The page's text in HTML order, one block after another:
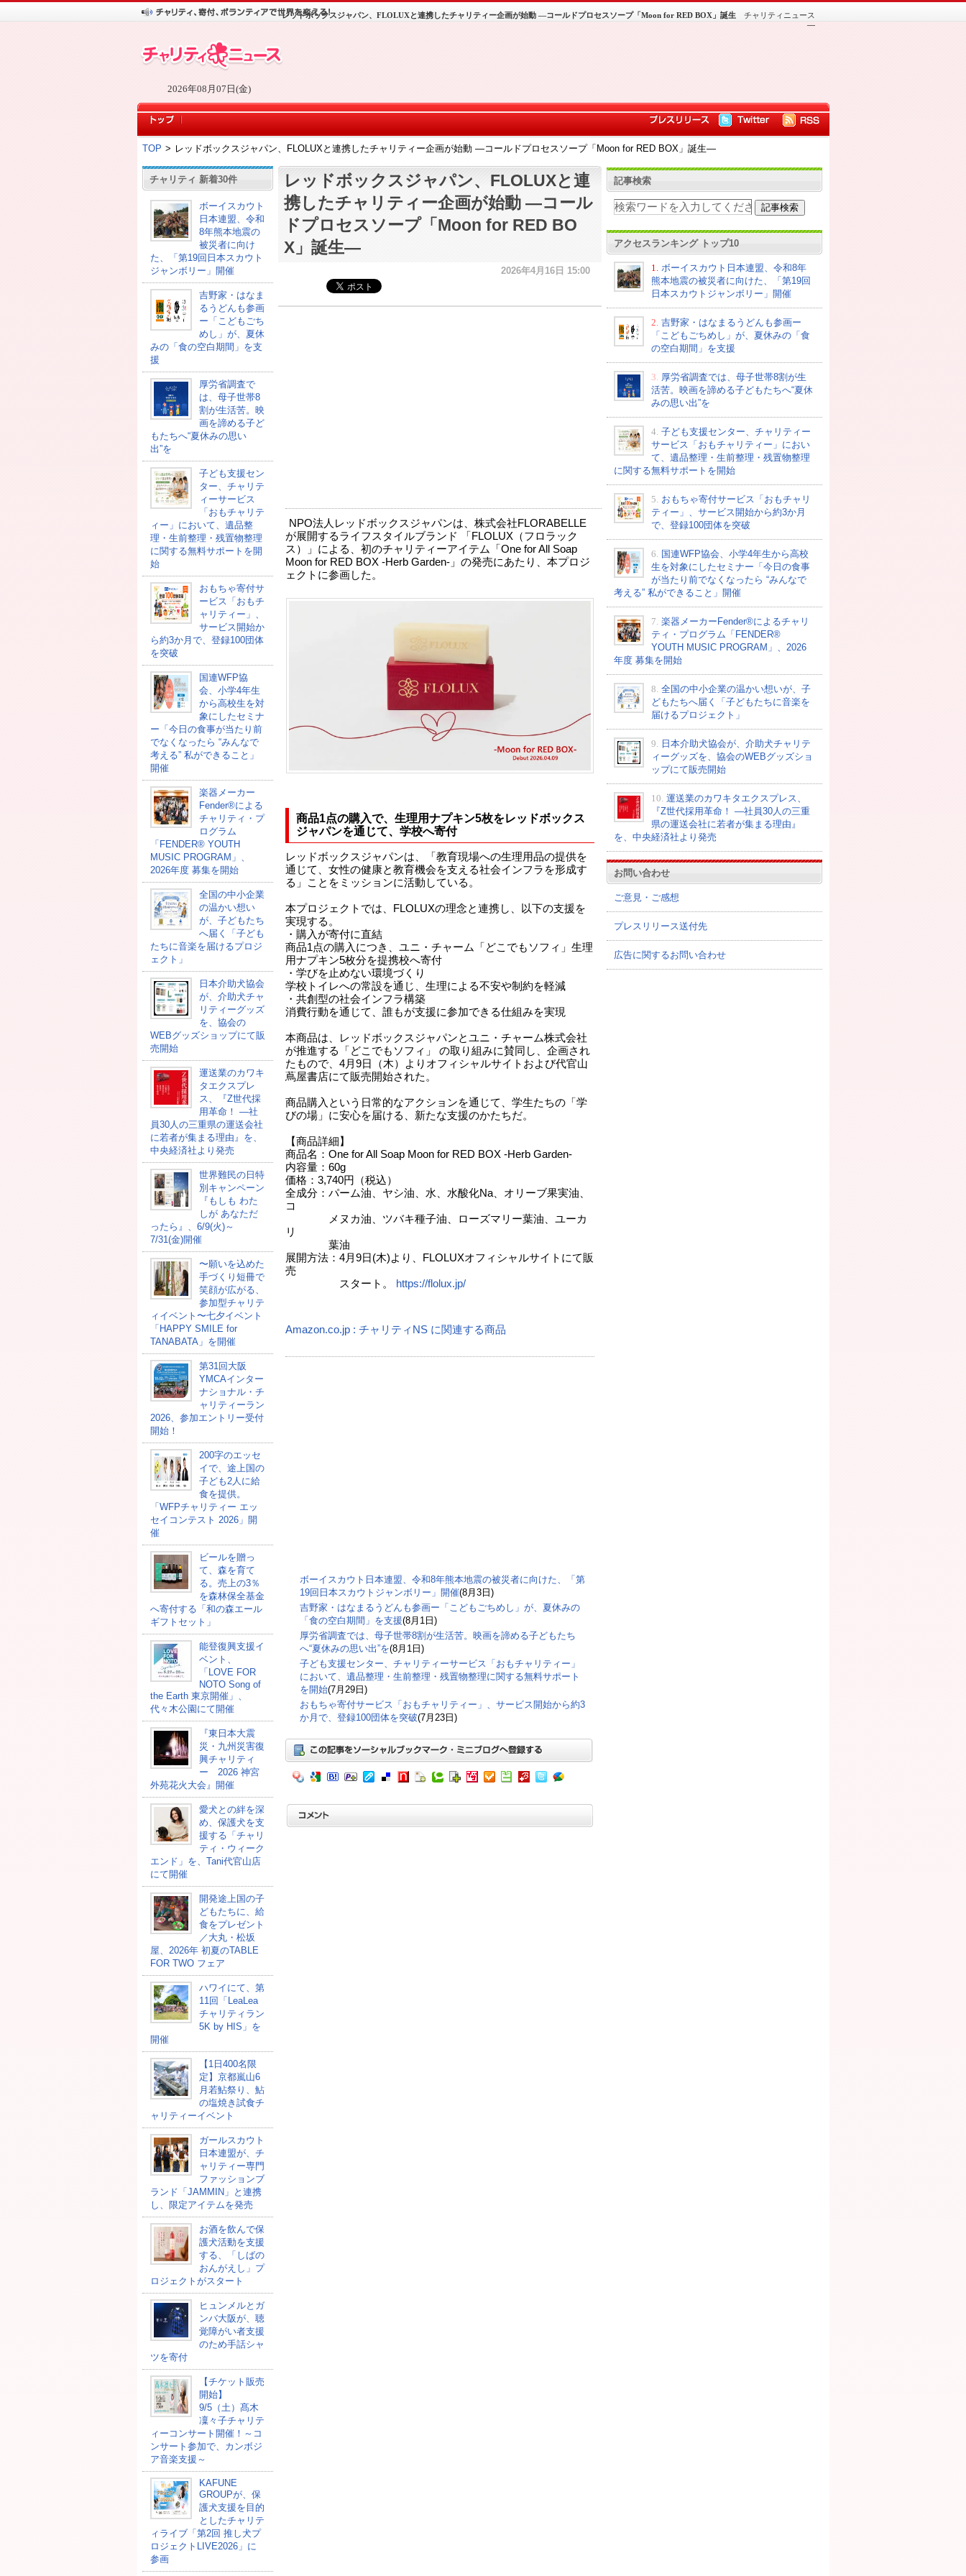
2026年08月07日(金)
チャリティニュース
レッドボックスジャパン、FLOLUXと連携したチャリティー企画が始動 ―コールドプロセスソープ「Moon for RED BOX」誕生
―
TOP > レッドボックスジャパン、FLOLUXと連携したチャリティー企画が始動 ―コールドプロセスソープ「Moon for RED BOX」誕生―
チャリティ 新着30件
ボーイスカウト
日本連盟、令和
8年熊本地震の
被災者に向け
た、「第19回日本スカウト
ジャンボリー」開催
吉野家・はなま
るうどんも参画
ー「こどもごち
めし」が、夏休
みの「食の空白期間」を支
援
厚労省調査で
は、母子世帯8
割が生活苦。映
画を諦める子ど
もたちへ“夏休みの思い
出”を
子ども支援セン
ター、チャリテ
ィーサービス
「おもチャリテ
ィー」において、遺品整
理・生前整理・残置物整理
に関する無料サポートを開
始
おもちゃ寄付サ
ービス「おもチ
ャリティー」、
サービス開始か
ら約3か月で、登録100団体
を突破
国連WFP協
会、小学4年生
から高校生を対
象にしたセミナ
ー「今日の食事が当たり前
でなくなったら “みんなで
考える” 私ができること」
開催
楽器メーカー
Fender®による
チャリティ・プ
ログラム
「FENDER®︎ YOUTH
MUSIC PROGRAM」、
2026年度 募集を開始
全国の中小企業
の温かい想い
が、子どもたち
へ届く「子ども
たちに音楽を届けるプロジ
ェクト」
日本介助犬協会
が、介助犬チャ
リティーグッズ
を、協会の
WEBグッズショップにて販
売開始
運送業のカワキ
タエクスプレ
ス、『Z世代採
用革命！ ―社
員30人の三重県の運送会社
に若者が集まる理由』を、
中央経済社より発売
世界難民の日特
別キャンペーン
『もしも わた
しが あなただ
ったら』、6/9(火)～
7/31(金)開催
〜願いを込めた
手づくり短冊で
笑顔が広がる、
参加型チャリテ
ィイベント〜七夕イベント
「HAPPY SMILE for
TANABATA」を開催
第31回大阪
YMCAインター
ナショナル・チ
ャリティーラン
2026、参加エントリー受付
開始！
200字のエッセ
イで、途上国の
子ども2人に給
食を提供。
「WFPチャリティー エッ
セイコンテスト 2026」開
催
ビールを贈っ
て、森を育て
る。売上の3％
を森林保全基金
へ寄付する「和の森エール
ギフトセット」
能登復興支援イ
ベント、
「LOVE FOR
NOTO Song of
the Earth 東京開催」、
代々木公園にて開催
『東日本大震
災・九州災害復
興チャリティ
ー 2026 神宮
外苑花火大会』開催
愛犬との絆を深
め、保護犬を支
援する「チャリ
ティ・ウィーク
エンド」を、Tani代官山店
にて開催
開発途上国の⼦
どもたちに、給
⾷をプレゼント
／大丸・松坂
屋、2026年 初夏のTABLE
FOR TWO フェア
ハワイにて、第
11回「LeaLea
チャリティラン
5K by HIS」を
開催
【1日400名限
定】京都嵐山6
月若鮎祭り、鮎
の塩焼き試食チ
ャリティーイベント
ガールスカウト
日本連盟が、チ
ャリティー専門
ファッションブ
ランド「JAMMIN」と連携
し、限定アイテムを発売
お酒を飲んで保
護犬活動を支援
する、「しばの
おんがえし」プ
ロジェクトがスタート
ヒュンメルとガ
ンバ大阪が、聴
覚障がい者支援
のため手話シャ
ツを寄付
【チケット販売
開始】
9/5（土）髙木
凜々子チャリテ
ィーコンサート開催！～コ
ンサート参加で、カンボジ
ア音楽支援～
KAFUNE
GROUPが、保
護犬支援を目的
としたチャリテ
ィライブ「第2回 推し犬プ
ロジェクトLIVE2026」に
参画
レッドボックスジャパン、FLOLUXと連
携したチャリティー企画が始動 ―コール
ドプロセスソープ「Moon for RED BO
X」誕生―
2026年4月16日 15:00
NPO法人レッドボックスジャパンは、株式会社FLORABELLE
が展開するライフスタイルブランド 「FLOLUX（フロラック
ス）」による、初のチャリティーアイテム「One for All Soap
Moon for RED BOX -Herb Garden-」の発売にあたり、本プロジ
ェクトに参画した。
商品1点の購入で、生理用ナプキン5枚をレッドボックス
ジャパンを通じて、学校へ寄付
レッドボックスジャパンは、「教育現場への生理用品の提供を
通じて、女性の健康と教育機会を支える社会インフラを形成す
る」ことをミッションに活動している。
本プロジェクトでは、FLOLUXの理念と連携し、以下の支援を
実現する。
・購入が寄付に直結
商品1点の購入につき、ユニ・チャーム「どこでもソフィ」生理
用ナプキン5枚分を提携校へ寄付
・学びを止めない環境づくり
学校トイレへの常設を通じ、生理による不安や制約を軽減
・共創型の社会インフラ構築
消費行動を通じて、誰もが支援に参加できる仕組みを実現
本商品は、レッドボックスジャパンとユニ・チャーム株式会社
が推進する「どこでもソフィ」 の取り組みに賛同し、企画され
たもので、4月9日（木）よりオフィシャルサイトおよび代官山
蔦屋書店にて販売開始された。
商品購入という日常的なアクションを通じて、学生たちの「学
びの場」に安心を届ける、新たな支援のかたちだ。
【商品詳細】
商品名：One for All Soap Moon for RED BOX -Herb Garden-
内容量：60g
価格：3,740円（税込）
全成分：パーム油、ヤシ油、水、水酸化Na、オリーブ果実油、
コ
メヌカ油、ツバキ種子油、ローズマリー葉油、ユーカ
リ
葉油
展開方法：4月9日(木)より、FLOLUXオフィシャルサイトにて販
売
スタート。
https://flolux.jp/
Amazon.co.jp : チャリティNS に関連する商品
ボーイスカウト日本連盟、令和8年熊本地震の被災者に向けた、「第
19回日本スカウトジャンボリー」開催(8月3日)
吉野家・はなまるうどんも参画ー「こどもごちめし」が、夏休みの
「食の空白期間」を支援(8月1日)
厚労省調査では、母子世帯8割が生活苦。映画を諦める子どもたち
へ“夏休みの思い出”を(8月1日)
子ども支援センター、チャリティーサービス「おもチャリティー」
において、遺品整理・生前整理・残置物整理に関する無料サポート
を開始(7月29日)
おもちゃ寄付サービス「おもチャリティー」、サービス開始から約3
か月で、登録100団体を突破(7月23日)
記事検索
アクセスランキング トップ10
1.
ボーイスカウト日本連盟、令和8年
熊本地震の被災者に向けた、「第19回
日本スカウトジャンボリー」開催
2. 吉野家・はなまるうどんも参画ー
「こどもごちめし」が、夏休みの「食
の空白期間」を支援
3. 厚労省調査では、母子世帯8割が生
活苦。映画を諦める子どもたちへ“夏休
みの思い出”を
4. 子ども支援センター、チャリティー
サービス「おもチャリティー」におい
て、遺品整理・生前整理・残置物整理
に関する無料サポートを開始
5. おもちゃ寄付サービス「おもチャリ
ティー」、サービス開始から約3か月
で、登録100団体を突破
6. 国連WFP協会、小学4年生から高校
生を対象にしたセミナー「今日の食事
が当たり前でなくなったら “みんなで
考える” 私ができること」開催
7. 楽器メーカーFender®によるチャリ
ティ・プログラム「FENDER®︎
YOUTH MUSIC PROGRAM」、2026
年度 募集を開始
8. 全国の中小企業の温かい想いが、子
どもたちへ届く「子どもたちに音楽を
届けるプロジェクト」
9.
日本介助犬協会が、介助犬チャリテ
ィーグッズを、協会のWEBグッズショ
ップにて販売開始
10. 運送業のカワキタエクスプレス、
『Z世代採用革命！ ―社員30人の三重
県の運送会社に若者が集まる理由』
を、中央経済社より発売
お問い合わせ
ご意見・ご感想
プレスリリース送付先
広告に関するお問い合わせ